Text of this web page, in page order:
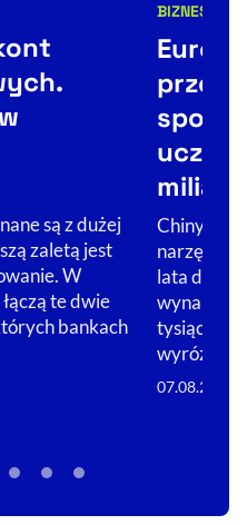
są z dużej
zaletą jest
W
te dwie
bankach
BIZNES
Chiny
narzędzie
lata do
tysiące
wyróżnia
07.08.2026